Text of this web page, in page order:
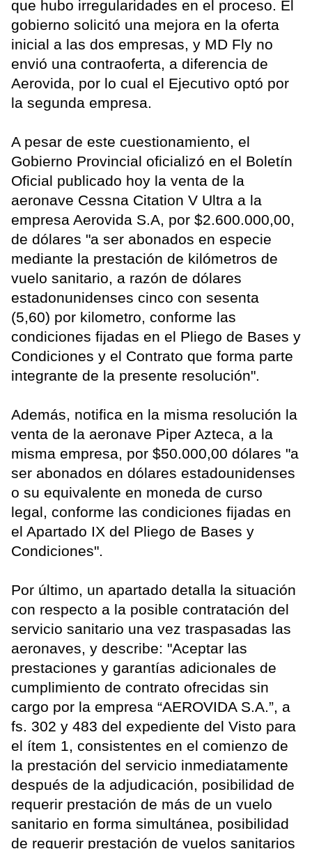
que hubo irregularidades en el proceso. El
gobierno solicitó una mejora en la oferta
inicial a las dos empresas, y MD Fly no
envió una contraoferta, a diferencia de
Aerovida, por lo cual el Ejecutivo optó por
la segunda empresa.
A pesar de este cuestionamiento, el
Gobierno Provincial oficializó en el Boletín
Oficial publicado hoy la venta de la
aeronave Cessna Citation V Ultra a la
empresa Aerovida S.A, por $2.600.000,00,
de dólares "a ser abonados en especie
mediante la prestación de kilómetros de
vuelo sanitario, a razón de dólares
estadonunidenses cinco con sesenta
(5,60) por kilometro, conforme las
condiciones fijadas en el Pliego de Bases y
Condiciones y el Contrato que forma parte
integrante de la presente resolución".
Además, notifica en la misma resolución la
venta de la aeronave Piper Azteca, a la
misma empresa, por $50.000,00 dólares "a
ser abonados en dólares estadounidenses
o su equivalente en moneda de curso
legal, conforme las condiciones fijadas en
el Apartado IX del Pliego de Bases y
Condiciones".
Por último, un apartado detalla la situación
con respecto a la posible contratación del
servicio sanitario una vez traspasadas las
aeronaves, y describe: "Aceptar las
prestaciones y garantías adicionales de
cumplimiento de contrato ofrecidas sin
cargo por la empresa “AEROVIDA S.A.”, a
fs. 302 y 483 del expediente del Visto para
el ítem 1, consistentes en el comienzo de
la prestación del servicio inmediatamente
después de la adjudicación, posibilidad de
requerir prestación de más de un vuelo
sanitario en forma simultánea, posibilidad
de requerir prestación de vuelos sanitarios